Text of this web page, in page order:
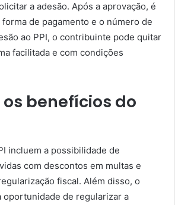
a adesão. Após a aprovação, é
de pagamento e o número de
ao PPI, o contribuinte pode quitar
facilitada e com condições
benefícios do
incluem a possibilidade de
com descontos em multas e
fiscal. Além disso, o
oportunidade de regularizar a